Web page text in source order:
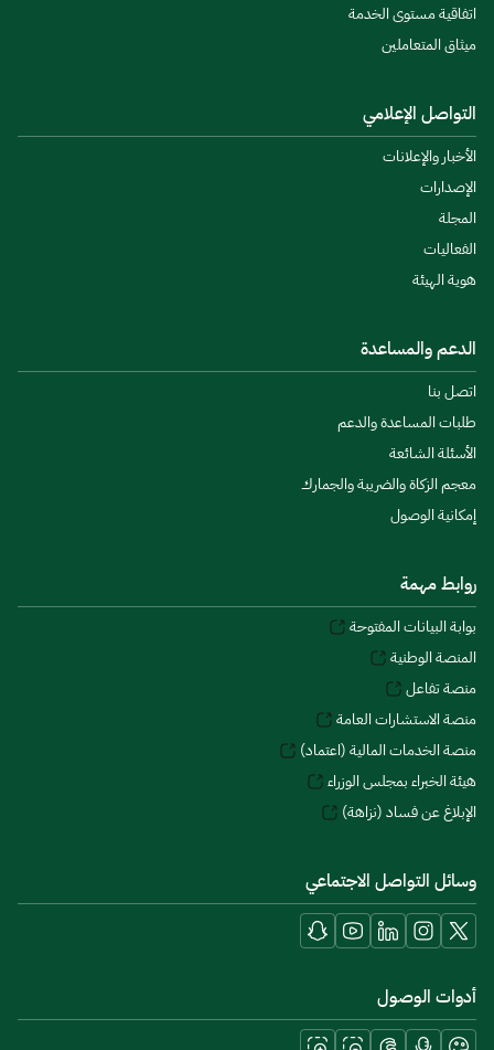
اتفاقية مستوى الخدمة
ميثاق المتعاملين
التواصل الإعلامي
الأخبار والإعلانات
الإصدارات
المجلة
الفعاليات
هوية الهيئة
الدعم والمساعدة
اتصل بنا
طلبات المساعدة والدعم
الأسئلة الشائعة
معجم الزكاة والضريبة والجمارك
إمكانية الوصول
روابط مهمة
بوابة البيانات المفتوحة
المنصة الوطنية
منصة تفاعل
منصة الاستشارات العامة
منصة الخدمات المالية (اعتماد)
هيئة الخبراء بمجلس الوزراء
الإبلاغ عن فساد (نزاهة)
وسائل التواصل الاجتماعي
أدوات الوصول